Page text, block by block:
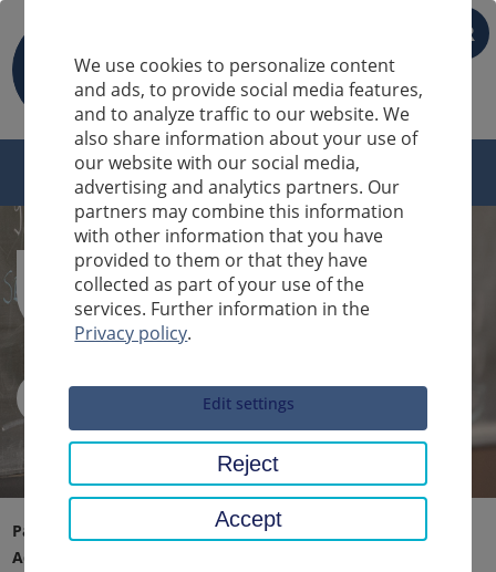
FR
Sucheingabe
Page d'accueil
Conseil régional, district
Administration du district
We use cookies to personalize content
and ads, to provide social media features,
and to analyze traffic to our website. We
also share information about your use of
our website with our social media,
advertising and analytics partners. Our
partners may combine this information
with other information that you have
provided to them or that they have
collected as part of your use of the
services. Further information in the
Privacy policy.
Edit settings
Reject
Accept